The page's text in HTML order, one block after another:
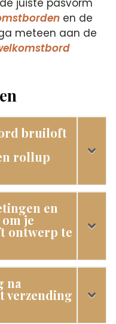
juiste pasvorm
en de
meteen aan de
bruiloft
rollup
en
je
ontwerp te
na
verzending